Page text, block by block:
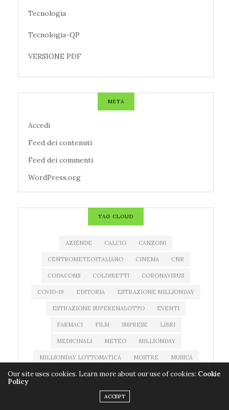
Tecnologia
Tecnologia-QP
VERSIONE PDF
META
Accedi
Feed dei contenuti
Feed dei commenti
WordPress.org
TAG CLOUD
AZIENDE CALCIO CANZONI
CENTROMETEOITALIANO CINEMA CNR
CODACONS COLDIRETTI CORONAVIRUS
COVID-19 EDITORIA ESTRAZIONE MILLIONDAY
ESTRAZIONE SUPERENALOTTO EVENTI
FARMACI FILM IMPRESE LIBRI
MEDICINALI METEO MILLIONDAY
MILLIONDAY LOTTOMATICA MOSTRE MUSICA
NEWS MUSICA NOTIZIATESTA
PREVISIONI DEL TEMPO PREVISIONI METEO
Our site uses cookies. Learn more about our use of cookies: Cookie
Policy
ACCEPT